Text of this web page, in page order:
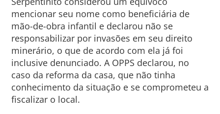
mencionar seu nome como beneficiária de
mão-de-obra infantil e declarou não se
responsabilizar por invasões em seu direito
minerário, o que de acordo com ela já foi
inclusive denunciado. A OPPS declarou, no
caso da reforma da casa, que não tinha
conhecimento da situação e se comprometeu a
fiscalizar o local.